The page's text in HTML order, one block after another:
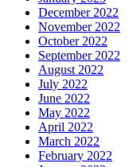
December 2022
November 2022
October 2022
September 2022
August 2022
July 2022
June 2022
May 2022
April 2022
March 2022
February 2022